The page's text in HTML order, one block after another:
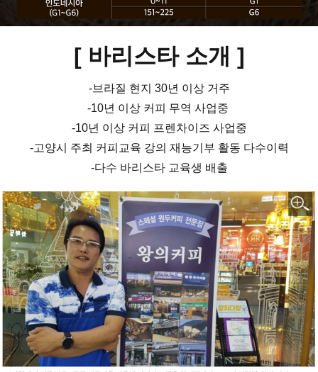
[ 바리스타 소개 ]
-브라질 현지 30년 이상 거주
-10년 이상 커피 무역 사업중
-10년 이상 커피 프렌차이즈 사업중
-고양시 주최 커피교육 강의 재능기부 활동 다수이력
-다수 바리스타 교육생 배출